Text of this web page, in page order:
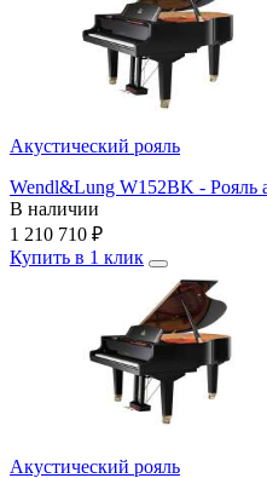
Акустический рояль
Wendl&Lung W152BK - Рояль
В наличии
1 210 710 ₽
Купить в 1 клик
Акустический рояль